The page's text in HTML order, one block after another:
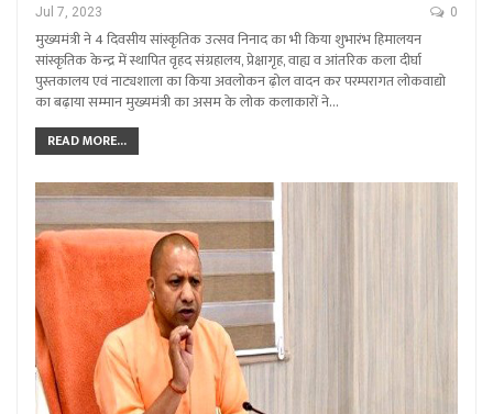
Jul 7, 2023 0
मुख्यमंत्री ने 4 दिवसीय सांस्कृतिक उत्सव निनाद का भी किया शुभारंभ हिमालयन
सांस्कृतिक केन्द्र में स्थापित वृहद संग्रहालय, प्रेक्षागृह, वाह्य व आंतरिक कला दीर्घा
पुस्तकालय एवं नाट्यशाला का किया अवलोकन ढ़ोल वादन कर परम्परागत लोकवाद्यो
का बढ़ाया सम्मान मुख्यमंत्री का असम के लोक कलाकारों ने…
READ MORE...